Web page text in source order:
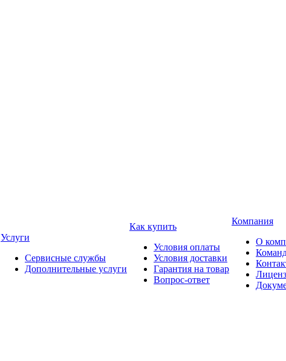
Услуги
Сервисные службы
Дополнительные услуги
Как купить
Условия оплаты
Условия доставки
Гарантия на товар
Вопрос-ответ
Компания
О